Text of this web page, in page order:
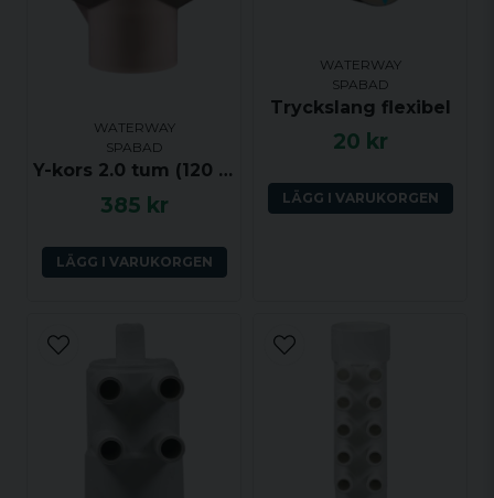
WATERWAY
SPABAD
Y-kors 2.0 tum (120 grader) ho-ho-ho
385 kr
LÄGG I VARUKORGEN
WATERWAY
SPABAD
Tryckslang flexibel
20 kr
LÄGG I VARUKORGEN
STORLEK
E1
20
1,00" 24
Topptips:
Vi rekommenderar att du använder en PVC-
säkerställa en bra svets.
PVC-kopplingar är kompatibla med
Allmän
Skicka fråga